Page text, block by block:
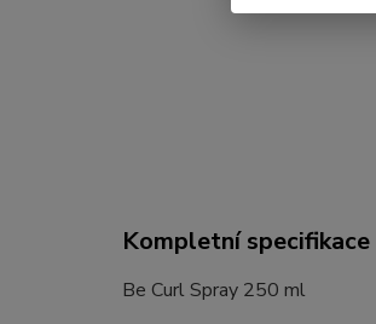
Kompletní specifikace
Be Curl Spray 250 ml